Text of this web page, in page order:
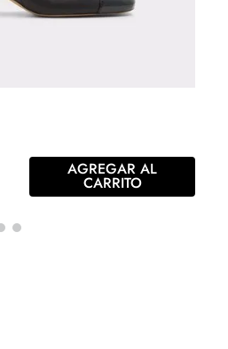
AGREGAR AL
CARRITO